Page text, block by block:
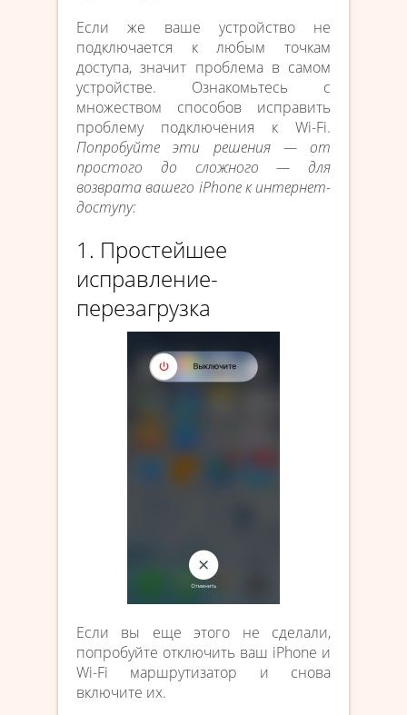
Если же ваше устройство не
подключается к любым точкам
доступа, значит проблема в самом
устройстве. Ознакомьтесь с
множеством способов исправить
проблему подключения к Wi-Fi.
Попробуйте эти решения — от
простого до сложного — для
возврата вашего iPhone к интернет-
доступу:
1. Простейшее
исправление-
перезагрузка
Если вы еще этого не сделали,
попробуйте отключить ваш iPhone и
Wi-Fi маршрутизатор и снова
включите их.